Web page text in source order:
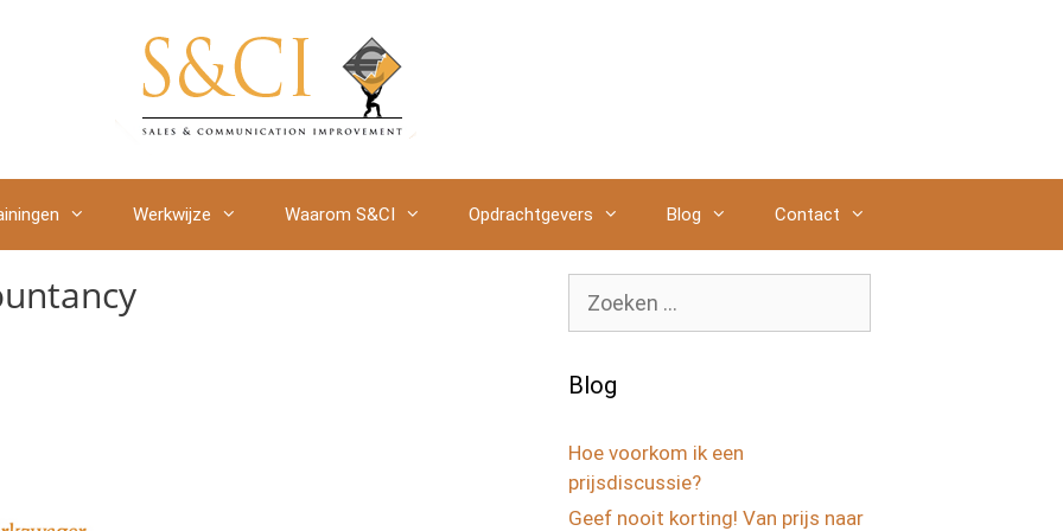
Werkwijze Waarom S&CI Opdrachtgevers Blog Contact
naar:
Blog
Hoe voorkom ik een
prijsdiscussie?
Geef nooit korting! Van prijs naar